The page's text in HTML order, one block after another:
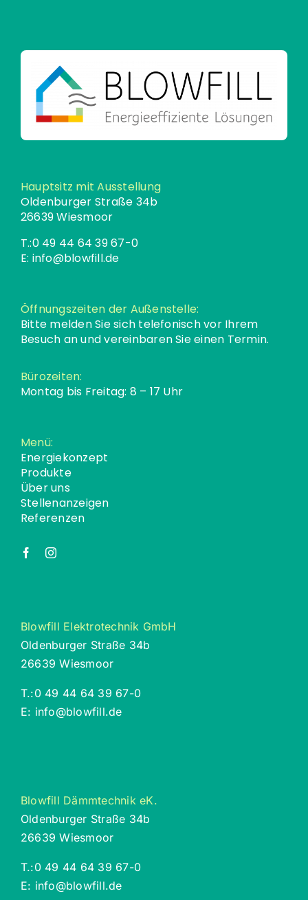
Hauptsitz mit Ausstellung
Oldenburger Straße 34b
26639 Wiesmoor
T.:0 49 44 64 39 67-0
E: info@blowfill.de
Öffnungszeiten der Außenstelle:
Bitte melden Sie sich telefonisch vor Ihrem
Besuch an und vereinbaren Sie einen Termin.
Bürozeiten:
Montag bis Freitag: 8 – 17 Uhr
Menü:
Energiekonzept
Produkte
Über uns
Stellenanzeigen
Referenzen
Blowfill Elektrotechnik GmbH
Oldenburger Straße 34b
26639 Wiesmoor
T.:0 49 44 64 39 67-0
E: info@blowfill.de
Blowfill Dämmtechnik eK.
Oldenburger Straße 34b
26639 Wiesmoor
T.:0 49 44 64 39 67-0
E: info@blowfill.de